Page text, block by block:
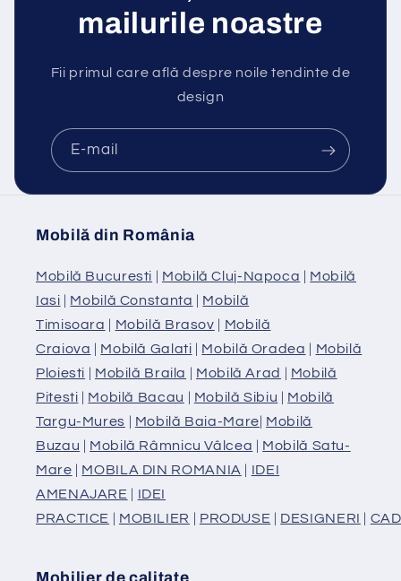
mailurile noastre
Fii primul care află despre noile tendinte de
design
E-mail
Mobilă din România
Mobilă Bucuresti | Mobilă Cluj-Napoca | Mobilă
Iasi | Mobilă Constanta | Mobilă
Timisoara | Mobilă Brasov | Mobilă
Craiova | Mobilă Galati | Mobilă Oradea | Mobilă
Ploiesti | Mobilă Braila | Mobilă Arad | Mobilă
Pitesti | Mobilă Bacau | Mobilă Sibiu | Mobilă
Targu-Mures | Mobilă Baia-Mare| Mobilă
Buzau | Mobilă Râmnicu Vâlcea | Mobilă Satu-
Mare | MOBILA DIN ROMANIA | IDEI
AMENAJARE | IDEI
PRACTICE | MOBILIER | PRODUSE | DESIGNERI |
Mobilier de calitate